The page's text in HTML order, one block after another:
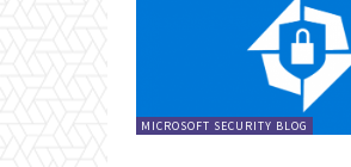
MICROSOFT SECURITY BLOG